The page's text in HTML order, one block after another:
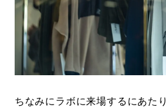
ちなみにラボに来場するにあたり